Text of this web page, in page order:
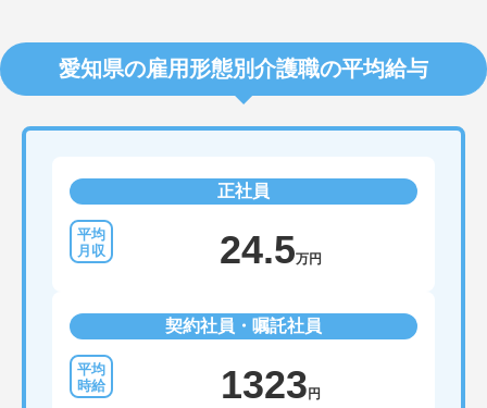
愛知県の雇用形態別介護職の平均給与
正社員
24.5万円
契約社員・嘱託社員
1323 円